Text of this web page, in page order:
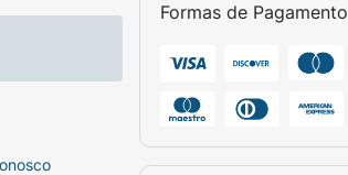
Formas de Pagamento